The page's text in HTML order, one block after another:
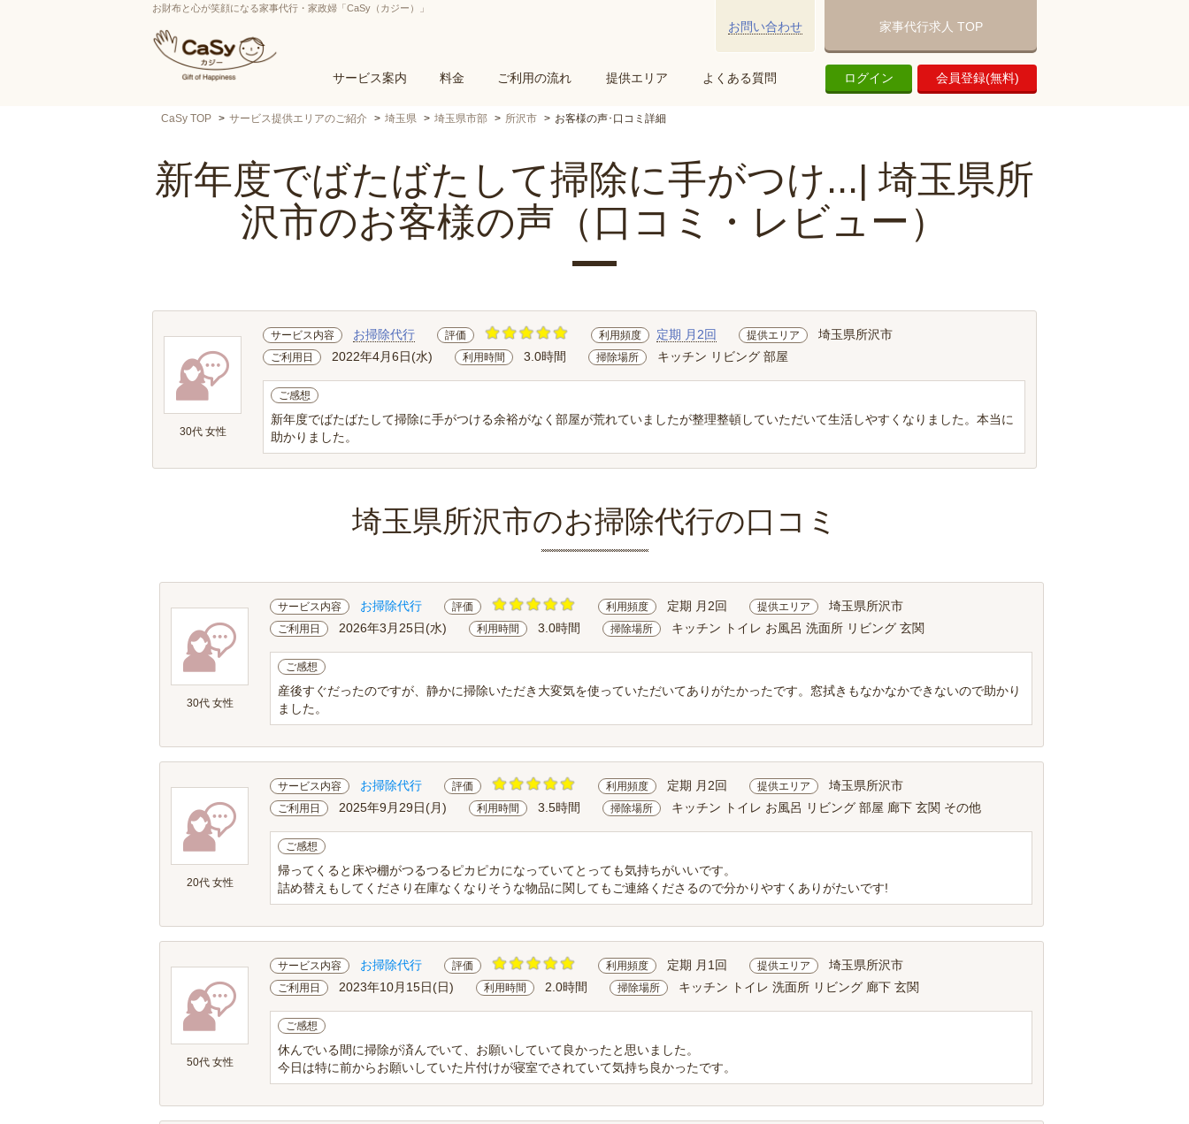
お財布と心が笑顔になる家事代行・家政婦「CaSy（カジー）」
サービス案内 料金 ご利用の流れ 提供エリア よくある質問 ログイン 会員登録(無料)
お問い合わせ 家事代行求人 TOP
CaSy TOP サービス提供エリアのご紹介 埼玉県 埼玉県市部 所沢市 お客様の声･口コミ詳細
新年度でばたばたして掃除に手がつけ...| 埼玉県所
沢市のお客様の声（口コミ・レビュー）
30代 女性
サービス内容 お掃除代行 評価 利用頻度 定期 月2回 提供エリア 埼玉県所沢市
ご利用日 2022年4月6日(水) 利用時間 3.0時間 掃除場所 キッチン リビング 部屋
ご感想
新年度でばたばたして掃除に手がつける余裕がなく部屋が荒れていましたが整理整頓していただいて生活しやすくなりました。本当に
助かりました。
埼玉県所沢市のお掃除代行の口コミ
30代 女性
サービス内容 お掃除代行 評価 利用頻度 定期 月2回 提供エリア 埼玉県所沢市
ご利用日 2026年3月25日(水) 利用時間 3.0時間 掃除場所 キッチン トイレ お風呂 洗面所 リビング 玄関
ご感想
産後すぐだったのですが、静かに掃除いただき大変気を使っていただいてありがたかったです。窓拭きもなかなかできないので助かり
ました。
20代 女性
サービス内容 お掃除代行 評価 利用頻度 定期 月2回 提供エリア 埼玉県所沢市
ご利用日 2025年9月29日(月) 利用時間 3.5時間 掃除場所 キッチン トイレ お風呂 リビング 部屋 廊下 玄関 その他
ご感想
帰ってくると床や棚がつるつるピカピカになっていてとっても気持ちがいいです。
詰め替えもしてくださり在庫なくなりそうな物品に関してもご連絡くださるので分かりやすくありがたいです!
50代 女性
サービス内容 お掃除代行 評価 利用頻度 定期 月1回 提供エリア 埼玉県所沢市
ご利用日 2023年10月15日(日) 利用時間 2.0時間 掃除場所 キッチン トイレ 洗面所 リビング 廊下 玄関
ご感想
休んでいる間に掃除が済んでいて、お願いしていて良かったと思いました。
今日は特に前からお願いしていた片付けが寝室でされていて気持ち良かったです。